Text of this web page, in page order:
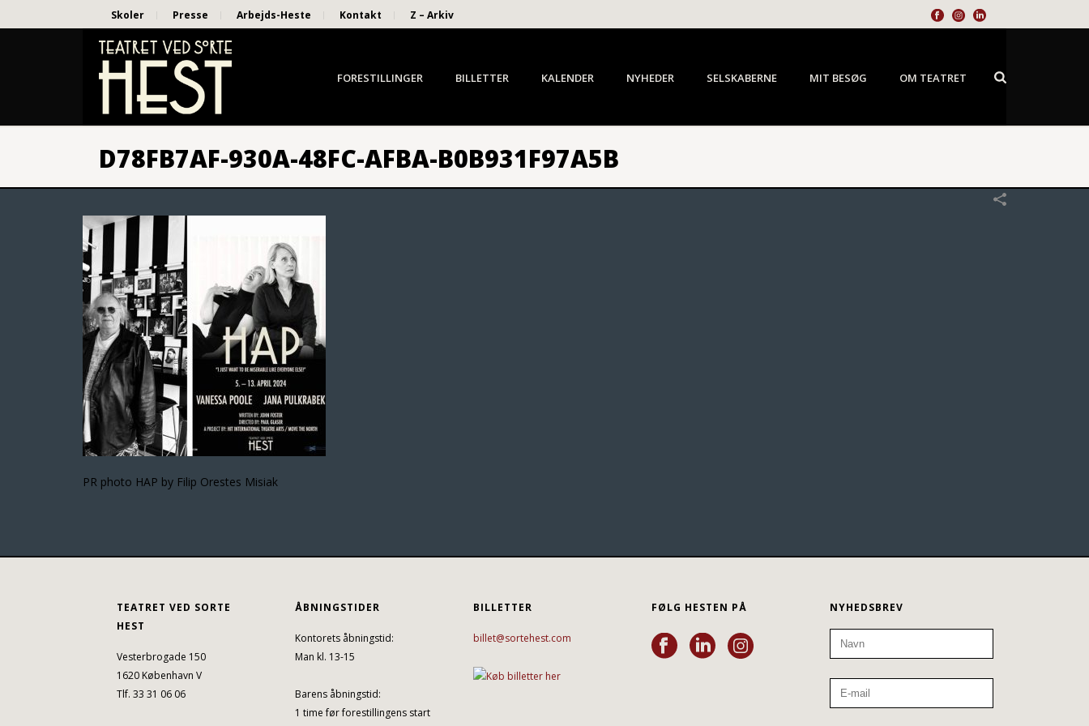
Skoler Presse Arbejds-Heste Kontakt Z – Arkiv
FORESTILLINGER BILLETTER KALENDER NYHEDER SELSKABERNE MIT BESØG OM TEATRET
D78FB7AF-930A-48FC-AFBA-B0B931F97A5B
PR photo HAP by Filip Orestes Misiak
TEATRET VED SORTE
HEST
Vesterbrogade 150
1620 København V
Tlf. 33 31 06 06
ÅBNINGSTIDER
Kontorets åbningstid:
Man kl. 13-15
Barens åbningstid:
1 time før forestillingens start
BILLETTER
billet@sortehest.com
FØLG HESTEN PÅ NYHEDSBREV